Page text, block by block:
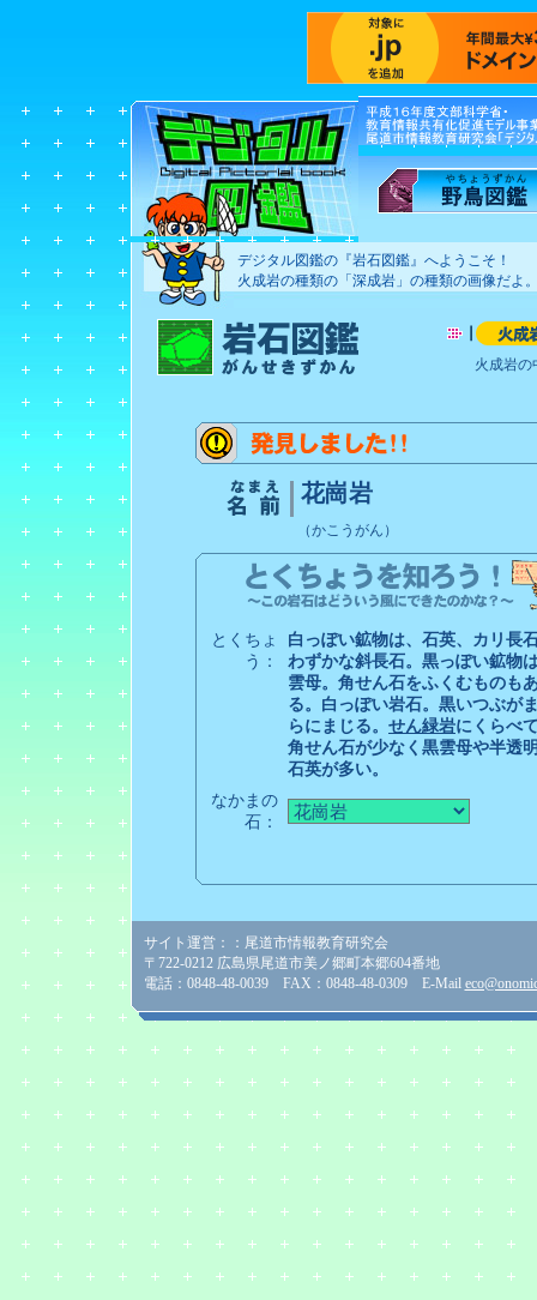
デジタル図鑑の『岩石図鑑』へようこそ！
火成岩の種類の「深成岩」の種類の画像だよ
火成岩の
花崗岩
（かこうがん）
とくちょ
う：
白っぽい鉱物は、石英、カリ長
わずかな斜長石。黒っぽい鉱物
雲母。角せん石をふくむものも
る。白っぽい岩石。黒いつぶが
らにまじる。 せん緑岩にくらべ
角せん石が少なく黒雲母や半透
石英が多い。
なかまの
石：
サイト運営：：尾道市情報教育研究会
〒722-0212 広島県尾道市美ノ郷町本郷604番地
電話：0848-48-0039 FAX：0848-48-0309 E-Mail